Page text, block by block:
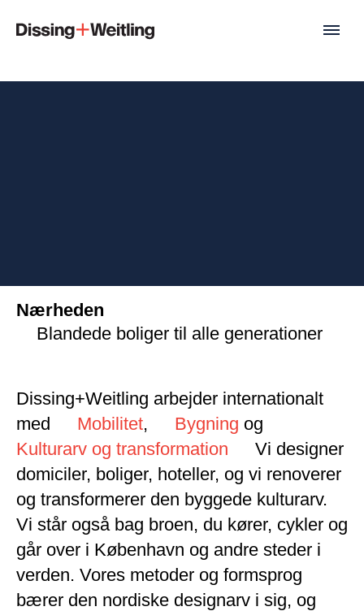
Nærheden
Blandede boliger til alle generationer
Dissing+Weitling arbejder internationalt
med
Mobilitet, Bygning og
Kulturarv og transformation
Vi designer
domiciler, boliger, hoteller, og vi renoverer
og transformerer den byggede kulturarv.
Vi står også bag broen, du kører, cykler og
går over i København og andre steder i
verden. Vores metoder og formsprog
bærer den nordiske designarv i sig, og